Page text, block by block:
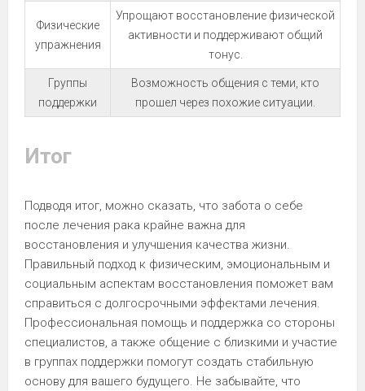
Физические
упражнения
Упрощают восстановление физической
активности и поддерживают общий
тонус.
Группы
поддержки
Возможность общения с теми, кто
прошел через похожие ситуации.
Итог
Подводя итог, можно сказать, что забота о себе
после лечения рака крайне важна для
восстановления и улучшения качества жизни.
Правильный подход к физическим, эмоциональным и
социальным аспектам восстановления поможет вам
справиться с долгосрочными эффектами лечения.
Профессиональная помощь и поддержка со стороны
специалистов, а также общение с близкими и участие
в группах поддержки помогут создать стабильную
основу для вашего будущего. Не забывайте, что